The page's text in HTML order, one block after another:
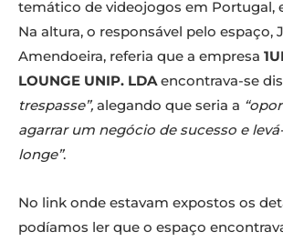
temático de videojogos em Portugal,
Na altura, o responsável pelo espaço,
Amendoeira, referia que a empresa
LOUNGE UNIP. LDAencontrava-se
trespasse”, alegando que seria a
agarrar um negócio de sucesso e
longe”.
No link onde estavam expostos os
podíamos ler que o espaço